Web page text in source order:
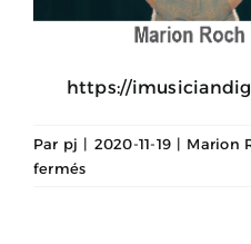
https://
Par pj | 2020-11-19 | Marion
ferméssur